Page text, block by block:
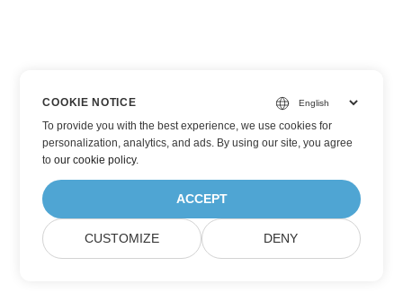
COOKIE NOTICE
To provide you with the best experience, we use cookies for
personalization, analytics, and ads. By using our site, you agree
toour cookie policy.
ACCEPT
CUSTOMIZE DENY